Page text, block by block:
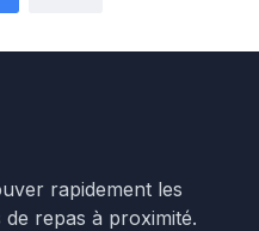
rapidement les
repas à proximité.